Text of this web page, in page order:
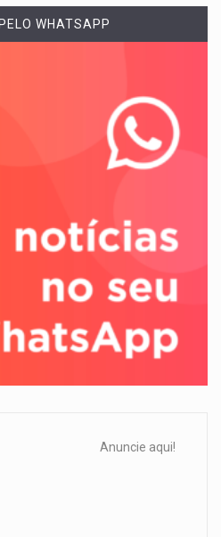
WHATSAPP
Anuncie aqui!